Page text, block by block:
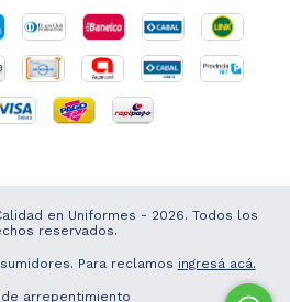
en Uniformes - 2026. Todos los
reservados.
Para reclamos ingresá acá.
arrepentimiento